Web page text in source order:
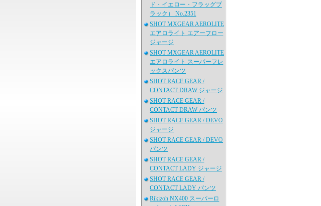
ド・イエロー・フラッグブ
ラック） No.2351
SHOT MXGEAR AEROLITE
エアロライト エアーフロー
ジャージ
SHOT MXGEAR AEROLITE
エアロライト スーパーフレ
ックスパンツ
SHOT RACE GEAR /
CONTACT DRAW ジャージ
SHOT RACE GEAR /
CONTACT DRAW パンツ
SHOT RACE GEAR / DEVO
ジャージ
SHOT RACE GEAR / DEVO
パンツ
SHOT RACE GEAR /
CONTACT LADY ジャージ
SHOT RACE GEAR /
CONTACT LADY パンツ
Rikizoh NX400 スーパーロ